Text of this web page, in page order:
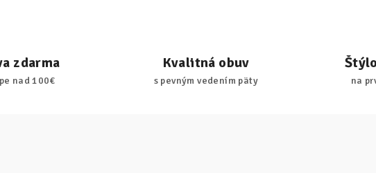
zdarma
nad 100€
Kvalitná obuv
s pevným vedením päty na